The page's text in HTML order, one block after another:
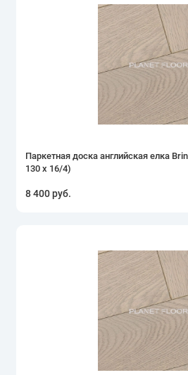
Паркетная доска английская елка
130 х 16/4)
8 400 руб.